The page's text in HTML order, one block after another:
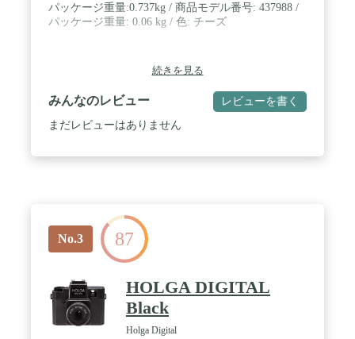
パッケージ重量:0.737kg / 商品モデル番号: 437988 /
パッケージ重量: 0.06 kg / 色: チーズ
続きを見る
みんなのレビュー レビューを書く
まだレビューはありません
No.3 87
HOLGA DIGITAL
Black
Holga Digital